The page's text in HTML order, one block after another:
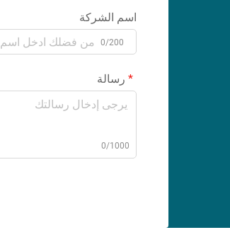
اسم الشركة
0/200
رسالة
0/1000